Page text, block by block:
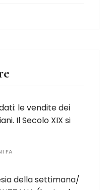
le vendite dei
Il Secolo XIX si
FA
della settimana/